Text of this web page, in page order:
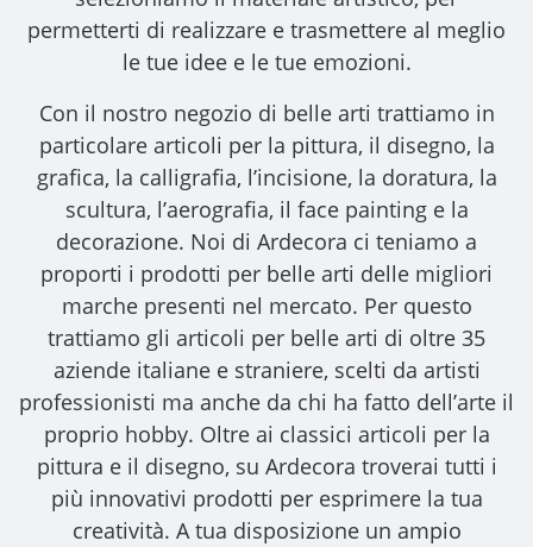
permetterti di realizzare e trasmettere al meglio
le tue idee e le tue emozioni.
Con il nostro negozio di belle arti trattiamo in
particolare articoli per la pittura, il disegno, la
grafica, la calligrafia, l’incisione, la doratura, la
scultura, l’aerografia, il face painting e la
decorazione. Noi di Ardecora ci teniamo a
proporti i prodotti per belle arti delle migliori
marche presenti nel mercato. Per questo
trattiamo gli articoli per belle arti di oltre 35
aziende italiane e straniere, scelti da artisti
professionisti ma anche da chi ha fatto dell’arte il
proprio hobby. Oltre ai classici articoli per la
pittura e il disegno, su Ardecora troverai tutti i
più innovativi prodotti per esprimere la tua
creatività. A tua disposizione un ampio